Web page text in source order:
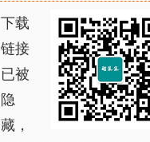
下载
链接
已被
隐
藏，